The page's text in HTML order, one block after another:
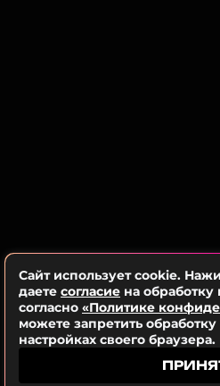
Сайт использует cookie.
даете согласие на
согласно «Политике
можете запретить
настройках своего браузера.